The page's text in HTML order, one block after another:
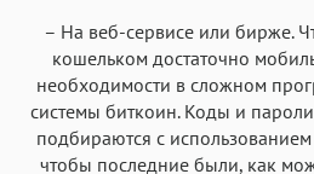
– На веб-сервисе или бирже.
кошельком достаточно
необходимости в сложном
системы биткоин. Коды и
подбираются с
чтобы последние были, как